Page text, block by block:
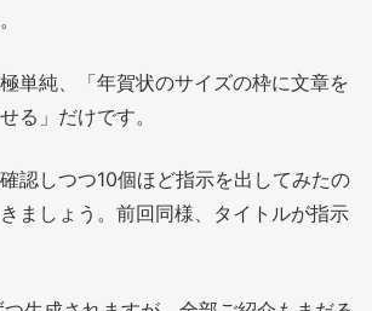
単純、「年賀状のサイズの枠に文章を
る」だけです。
認しつつ10個ほど指示を出してみたの
ましょう。前回同様、タイトルが指示